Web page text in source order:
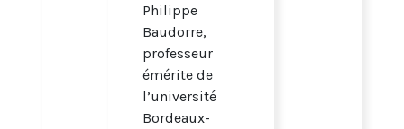
Philippe
Baudorre,
professeur
émérite de
l’université
Bordeaux-